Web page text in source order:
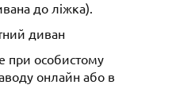
до ліжка).
диван
при особистому
онлайн або в